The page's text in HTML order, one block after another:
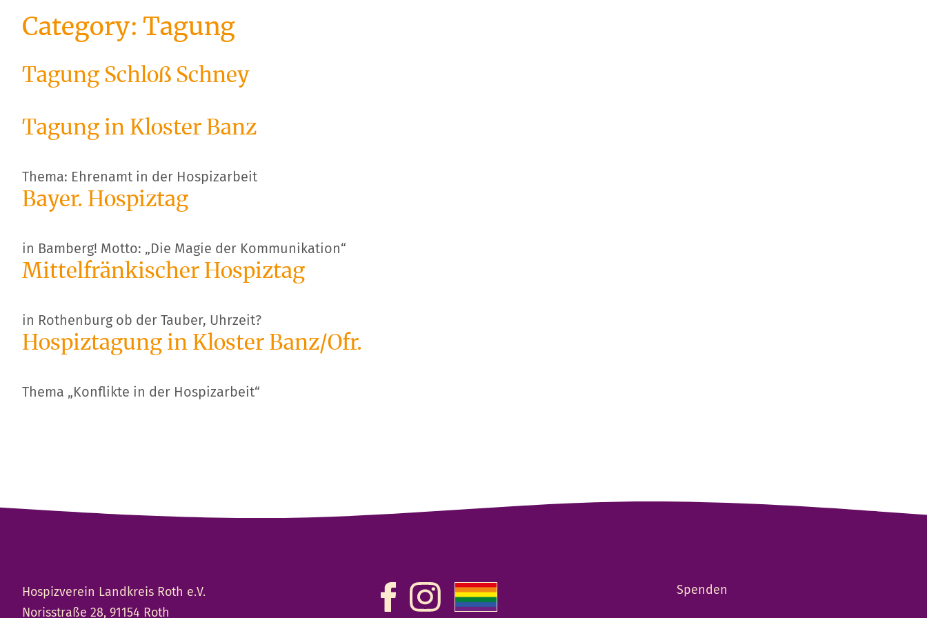
Category: Tagung
Tagung Schloß Schney
Tagung in Kloster Banz
Thema: Ehrenamt in der Hospizarbeit
Bayer. Hospiztag
in Bamberg! Motto: „Die Magie der Kommunikation“
Mittelfränkischer Hospiztag
in Rothenburg ob der Tauber, Uhrzeit?
Hospiztagung in Kloster Banz/Ofr.
Thema „Konflikte in der Hospizarbeit“
Hospizverein Landkreis Roth e.V.
Norisstraße 28, 91154 Roth
Spenden